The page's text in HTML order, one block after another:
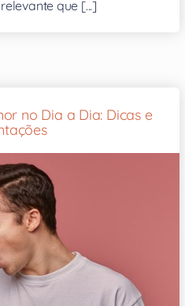
que [...]
no Dia a Dia: Dicas e